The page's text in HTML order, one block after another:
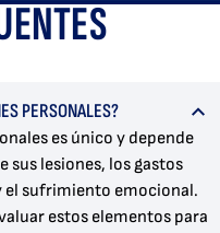
PERSONALES?
es único y depende
sus lesiones, los gastos
el sufrimiento emocional.
estos elementos para